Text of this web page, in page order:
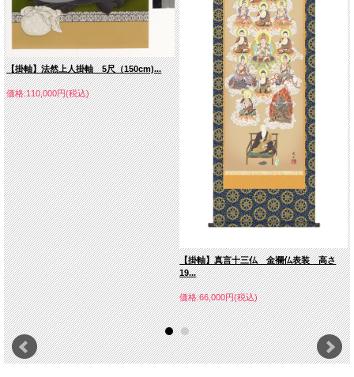
【掛軸】法然上人掛軸 5尺（150cm)...
価格:110,000円(税込)
【掛軸】真言十三仏 金襴仏表装 高さ
19...
価格:66,000円(税込)